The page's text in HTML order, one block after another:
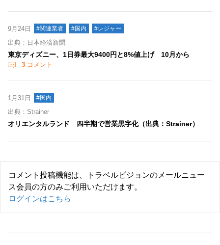
9月24日 #関連業者 #国内 #レジャー
出典：日本経済新聞
東京ディズニー、1日券最大9400円と8%値上げ 10月から
3 コメント
1月31日 #国内
出典：Strainer
オリエンタルランド 四半期で営業黒字化（出典：Strainer）
コメント投稿機能は、トラベルビジョンのメールニュー
ス会員の方のみご利用いただけます。
ログインはこちら